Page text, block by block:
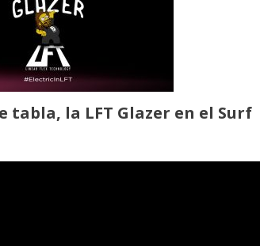
tabla, la LFT Glazer en el Surf